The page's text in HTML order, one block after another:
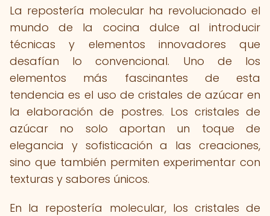
La repostería molecular ha revolucionado el
mundo de la cocina dulce al introducir
técnicas y elementos innovadores que
desafían lo convencional. Uno de los
elementos más fascinantes de esta
tendencia es el uso de cristales de azúcar en
la elaboración de postres. Los cristales de
azúcar no solo aportan un toque de
elegancia y sofisticación a las creaciones,
sino que también permiten experimentar con
texturas y sabores únicos.
En la repostería molecular, los cristales de